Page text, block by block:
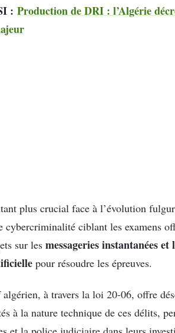
: Production de DRI : l’Algérie
plus crucial face à l’évolution
cybercriminalité ciblant les examens
sur les messageries instantanées
pour résoudre les épreuves.
à travers la loi 20-06, offre
à la nature technique de ces délits,